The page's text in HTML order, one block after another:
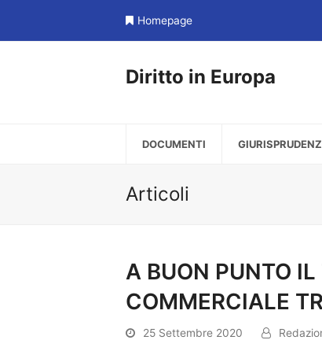
Homepage
Diritto in Europa
DOCUMENTI
Articoli
A BUON PUNTO IL
COMMERCIALE
25 Settembre 2020